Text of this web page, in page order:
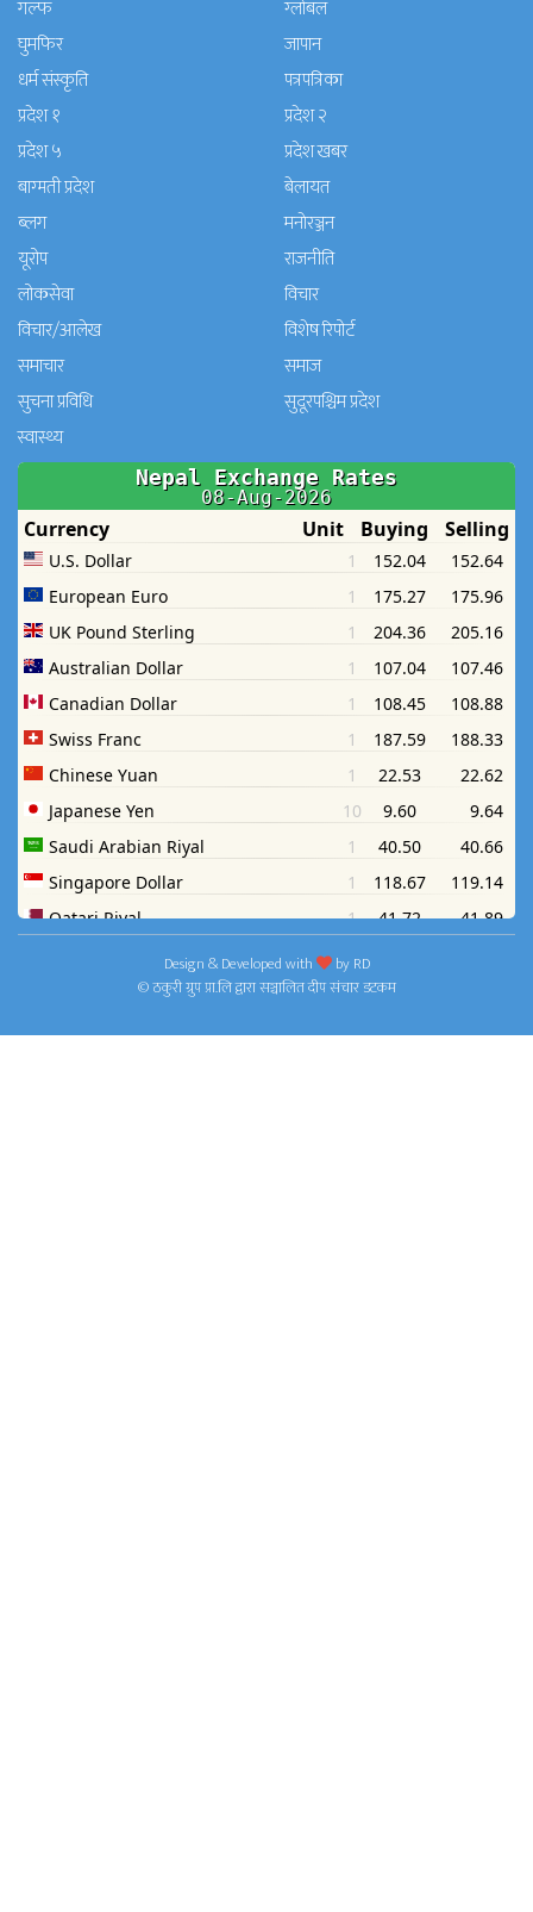
गल्फ
ग्लोबल
घुमफिर
जापान
धर्म संस्कृति
पत्रपत्रिका
प्रदेश १
प्रदेश २
प्रदेश ५
प्रदेश खबर
बाग्मती प्रदेश
बेलायत
ब्लग
मनाेरञ्जन
यूरोप
राजनीति
लोकसेवा
विचार
विचार/आलेख
विशेष रिपोर्ट
समाचार
समाज
सुचना प्रविधि
सुदूरपश्चिम प्रदेश
स्वास्थ्य
Design & Developed with byRD
© ठकुरी ग्रुप प्रा.लि द्वारा सञ्चालित दीप संचार डटकम